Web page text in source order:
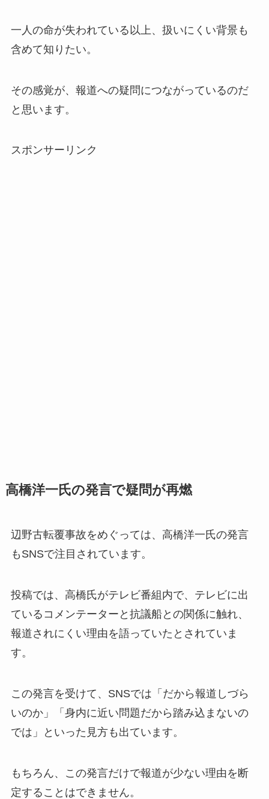
一人の命が失われている以上、扱いにくい背景も
含めて知りたい。
その感覚が、報道への疑問につながっているのだ
と思います。
スポンサーリンク
高橋洋一氏の発言で疑問が再燃
辺野古転覆事故をめぐっては、高橋洋一氏の発言
もSNSで注目されています。
投稿では、高橋氏がテレビ番組内で、テレビに出
ているコメンテーターと抗議船との関係に触れ、
報道されにくい理由を語っていたとされていま
す。
この発言を受けて、SNSでは「だから報道しづら
いのか」「身内に近い問題だから踏み込まないの
では」といった見方も出ています。
もちろん、この発言だけで報道が少ない理由を断
定することはできません。